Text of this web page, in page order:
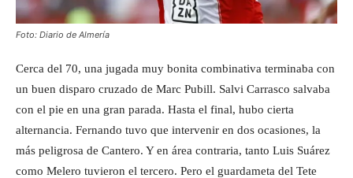
Foto: Diario de Almería
Cerca del 70, una jugada muy bonita combinativa terminaba con
un buen disparo cruzado de Marc Pubill. Salvi Carrasco salvaba
con el pie en una gran parada. Hasta el final, hubo cierta
alternancia. Fernando tuvo que intervenir en dos ocasiones, la
más peligrosa de Cantero. Y en área contraria, tanto Luis Suárez
como Melero tuvieron el tercero. Pero el guardameta del Tete